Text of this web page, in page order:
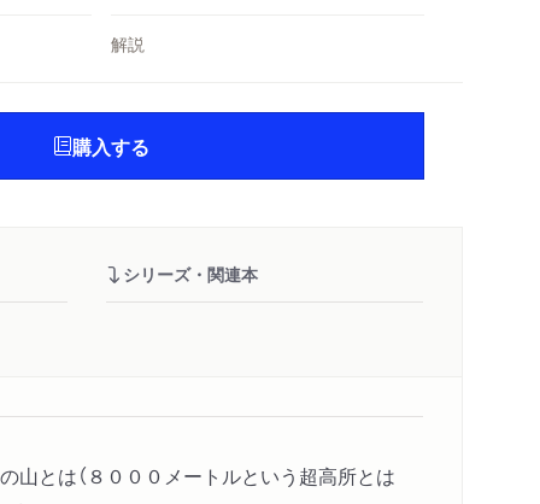
解説
購入する
シリーズ・関連本
とは（８０００メートルという超高所とは